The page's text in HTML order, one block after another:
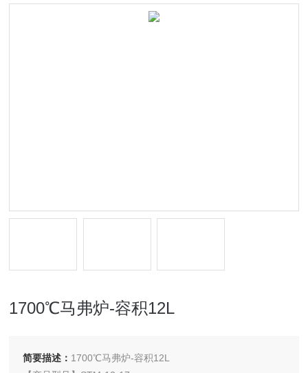
1700℃马弗炉-容积12L
简要描述： 1700℃马弗炉-容积12L